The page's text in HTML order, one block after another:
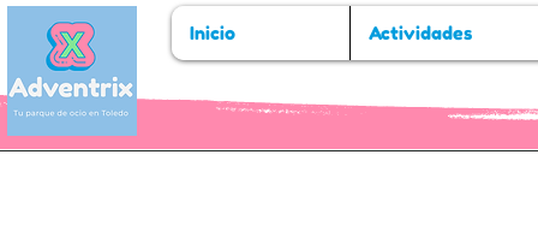
Inicio Actividades